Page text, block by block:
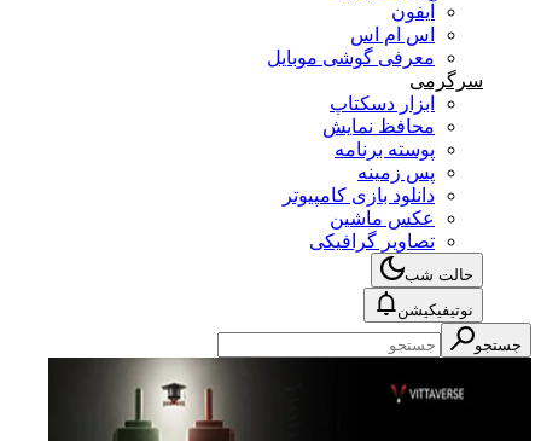
آیفون
اس ام اس
معرفی گوشی موبایل
سرگرمی
ابزار دسکتاپ
محافظ نمایش
پوسته برنامه
پس زمینه
دانلود بازی کامپیوتر
عکس ماشین
تصاویر گرافیکی
حالت شب
نوتیفیکیشن
جستجو